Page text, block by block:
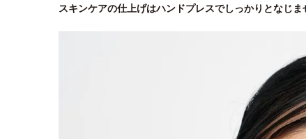
スキンケアの仕上げはハンドプレスでしっかりとなじま